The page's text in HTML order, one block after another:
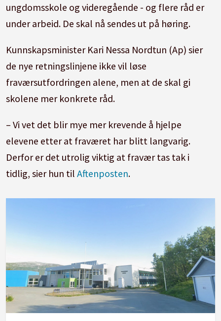
ungdomsskole og videregående - og flere råd er
under arbeid. De skal nå sendes ut på høring.
Kunnskapsminister Kari Nessa Nordtun (Ap) sier
de nye retningslinjene ikke vil løse
fraværsutfordringen alene, men at de skal gi
skolene mer konkrete råd.
– Vi vet det blir mye mer krevende å hjelpe
elevene etter at fraværet har blitt langvarig.
Derfor er det utrolig viktig at fravær tas tak i
tidlig, sier hun tilAftenposten.